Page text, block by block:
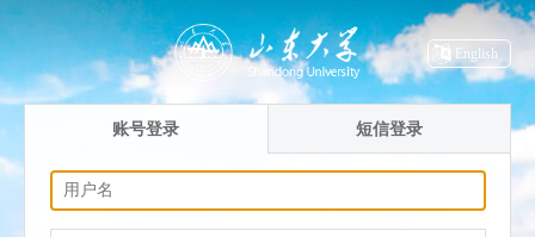
English
账号登录 短信登录